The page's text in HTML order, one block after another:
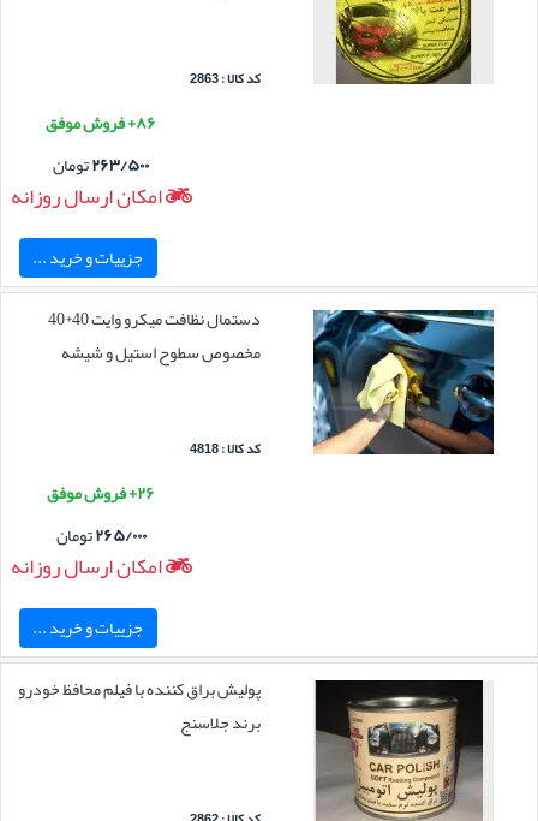
کد کالا : 2863
۸۶+ فروش موفق
۲۶۳/۵۰۰تومان
امکان ارسال روزانه
جزییات و خرید ...
دستمال نظافت میکرو وایت 40*40
مخصوص سطوح استیل و شیشه
کد کالا : 4818
۲۶+ فروش موفق
۲۶۵/۰۰۰تومان
امکان ارسال روزانه
جزییات و خرید ...
پولیش براق کننده با فیلم محافظ خودرو
برند جلاسنج